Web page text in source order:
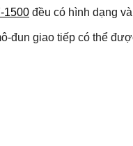
1500 đều có hình dạng
đun giao tiếp có thể